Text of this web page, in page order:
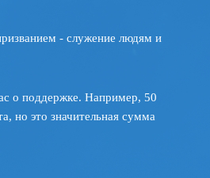
- служение людям и
о поддержке. Например, 50
но это значительная сумма